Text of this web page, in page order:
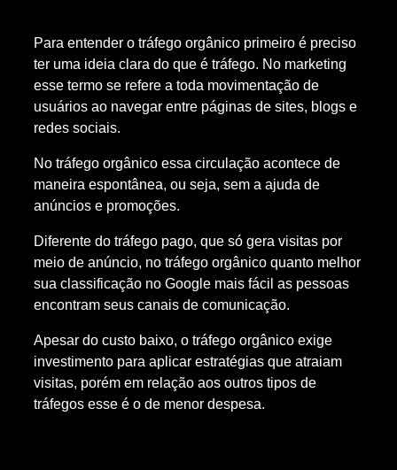
Para entender o tráfego orgânico primeiro é preciso
ter uma ideia clara do que é tráfego. No marketing
esse termo se refere a toda movimentação de
usuários ao navegar entre páginas de sites, blogs e
redes sociais.
No tráfego orgânico essa circulação acontece de
maneira espontânea, ou seja, sem a ajuda de
anúncios e promoções.
Diferente do tráfego pago, que só gera visitas por
meio de anúncio, no tráfego orgânico quanto melhor
sua classificação no Google mais fácil as pessoas
encontram seus canais de comunicação.
Apesar do custo baixo, o tráfego orgânico exige
investimento para aplicar estratégias que atraiam
visitas, porém em relação aos outros tipos de
tráfegos esse é o de menor despesa.